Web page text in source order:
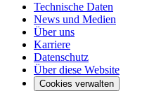
Technische Daten
News und Medien
Über uns
Karriere
Datenschutz
Über diese Website
Cookies verwalten